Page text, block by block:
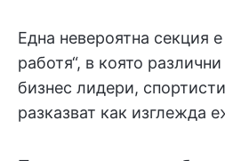
Една невероятна секция
работя“, в която
бизнес лидери,
разказват как изглежда